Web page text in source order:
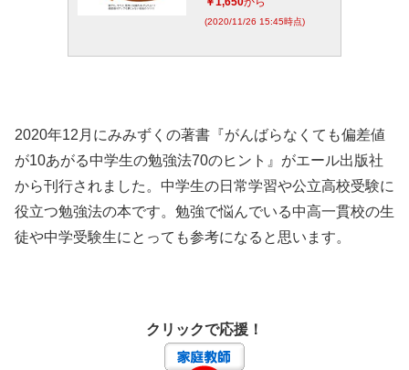
(2020/11/26 15:45時点)
2020年12月にみみずくの著書『がんばらなくても偏差値
が10あがる中学生の勉強法70のヒント』がエール出版社
から刊行されました。中学生の日常学習や公立高校受験に
役立つ勉強法の本です。勉強で悩んでいる中高一貫校の生
徒や中学受験生にとっても参考になると思います。
クリックで応援！